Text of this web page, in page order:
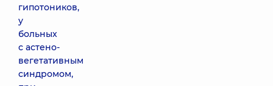
гипотоников,
у
больных
с астено-
вегетативным
синдромом,